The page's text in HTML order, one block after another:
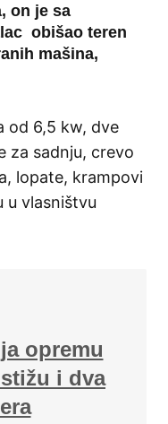
on je sa
obišao teren
mašina,
od 6,5 kw, dve
za sadnju, crevo
lopate, krampovi
u vlasništvu
opremu
i dva